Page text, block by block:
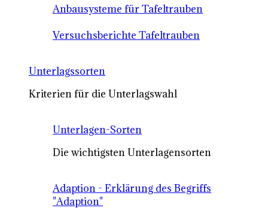
Anbausysteme für Tafeltrauben
Versuchsberichte Tafeltrauben
Unterlagssorten
Kriterien für die Unterlagswahl
Unterlagen-Sorten
Die wichtigsten Unterlagensorten
Adaption - Erklärung des Begriffs
"Adaption"